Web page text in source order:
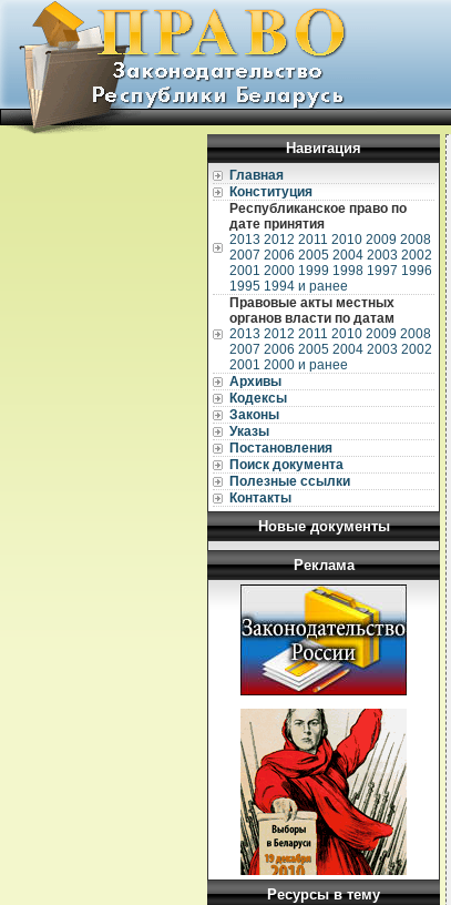
Навигация
Главная
Конституция
Республиканское право по
дате принятия
2013 2012 2011 2010 2009 2008
2007 2006 2005 2004 2003 2002
2001 2000 1999 1998 1997 1996
1995 1994 и ранее
Правовые акты местных
органов власти по датам
2013 2012 2011 2010 2009 2008
2007 2006 2005 2004 2003 2002
2001 2000 и ранее
Архивы
Кодексы
Законы
Указы
Постановления
Поиск документа
Полезные ссылки
Контакты
Новые документы
Реклама
Ресурсы в тему